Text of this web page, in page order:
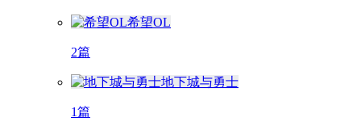
希望OL
2篇
地下城与勇士
1篇